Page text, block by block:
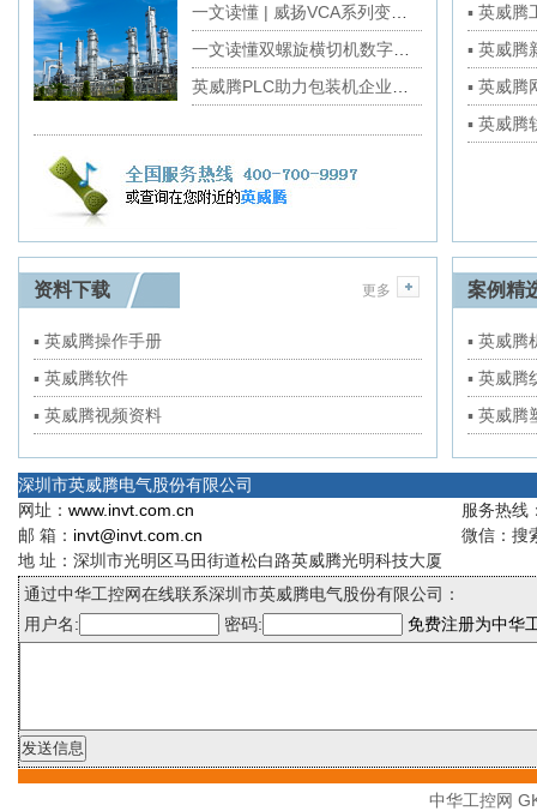
▪ 英威腾
▪ 英威腾
▪ 英威腾
▪ 英威腾
资料下载 更多
▪ 英威腾操作手册
▪ 英威腾软件
▪ 英威腾视频资料
案例精
▪ 英威腾
▪ 英威腾
▪ 英威腾
深圳市英威腾电气股份有限公司
网址： www.invt.com.cn
服务热线
邮 箱： invt@invt.com.cn
微信：搜
地 址：深圳市光明区马田街道松白路英威腾光明科技大厦
通过中华工控网在线联系深圳市英威腾电气股份有限公司：
用户名:
密码: 免费注册为中华
中华工控网